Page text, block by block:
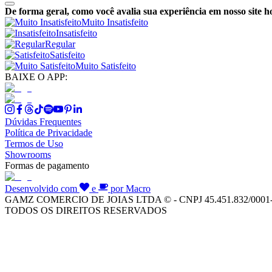
De forma geral, como você avalia sua experiência em nosso site
Muito Insatisfeito
Insatisfeito
Regular
Satisfeito
Muito Satisfeito
BAIXE O APP:
Dúvidas Frequentes
Política de Privacidade
Termos de Uso
Showrooms
Formas de pagamento
Desenvolvido com e
por Macro
GAMZ COMERCIO DE JOIAS LTDA © - CNPJ 45.451.832/
TODOS OS DIREITOS RESERVADOS